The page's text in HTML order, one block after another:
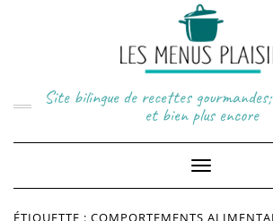
Site bilingue de recettes
et bien plus encore
Toggle
Navigation
ÉTIQUETTE : COMPORTEMENTS